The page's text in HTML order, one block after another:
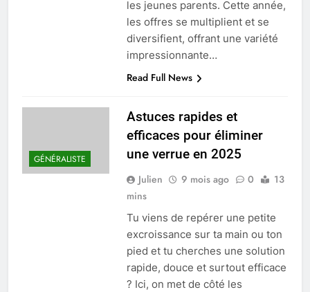
les jeunes parents. Cette année,
les offres se multiplient et se
diversifient, offrant une variété
impressionnante…
Read Full News
GÉNÉRALISTE
Astuces rapides et
efficaces pour éliminer
une verrue en 2025
Julien 9 mois ago 0
13
mins
Tu viens de repérer une petite
excroissance sur ta main ou ton
pied et tu cherches une solution
rapide, douce et surtout efficace
? Ici, on met de côté les